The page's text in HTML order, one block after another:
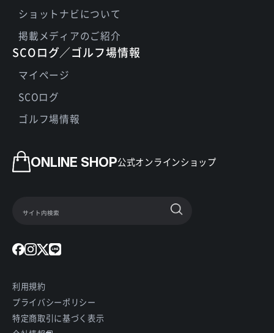
ONLINE SHOP公式オンラインショップ
利用規約
プライバシーポリシー
特定商取引に基づく表示
ショットナビについて
掲載メディアのご紹介
SCOログ／ゴルフ場情報
マイページ
SCOログ
ゴルフ場情報